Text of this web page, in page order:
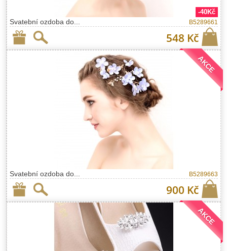
Svatební ozdoba do...
-40Kč
B5289661
548 Kč
Svatební ozdoba do... B5289663
900 Kč
AKCE
AKCE